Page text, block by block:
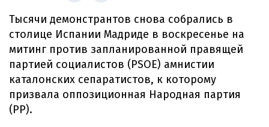
Тысячи демонстрантов снова собрались в
столице Испании Мадриде в воскресенье на
митинг против запланированной правящей
партией социалистов (PSOE) амнистии
каталонских сепаратистов, к которому
призвала оппозиционная Народная партия
(PP).